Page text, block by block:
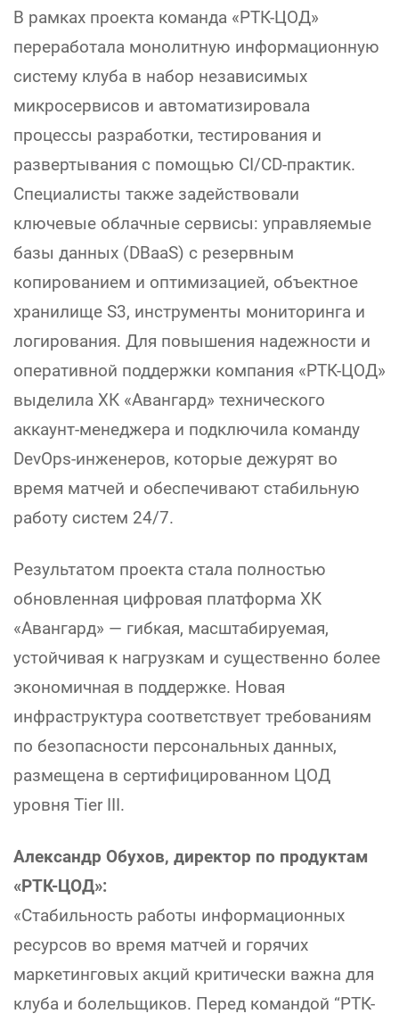
В рамках проекта команда «РТК-ЦОД»
переработала монолитную информационную
систему клуба в набор независимых
микросервисов и автоматизировала
процессы разработки, тестирования и
развертывания с помощью CI/CD-практик.
Специалисты также задействовали
ключевые облачные сервисы: управляемые
базы данных (DBaaS) с резервным
копированием и оптимизацией, объектное
хранилище S3, инструменты мониторинга и
логирования. Для повышения надежности и
оперативной поддержки компания «РТК-ЦОД»
выделила ХК «Авангард» технического
аккаунт-менеджера и подключила команду
DevOps-инженеров, которые дежурят во
время матчей и обеспечивают стабильную
работу систем 24/7.
Результатом проекта стала полностью
обновленная цифровая платформа ХК
«Авангард» — гибкая, масштабируемая,
устойчивая к нагрузкам и существенно более
экономичная в поддержке. Новая
инфраструктура соответствует требованиям
по безопасности персональных данных,
размещена в сертифицированном ЦОД
уровня Tier III.
Александр Обухов, директор по продуктам
«РТК-ЦОД»:
«Стабильность работы информационных
ресурсов во время матчей и горячих
маркетинговых акций критически важна для
клуба и болельщиков. Перед командой “РТК-